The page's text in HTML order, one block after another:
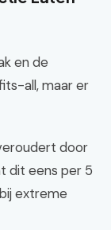
en de
all, maar er
door
dit eens per 5
extreme